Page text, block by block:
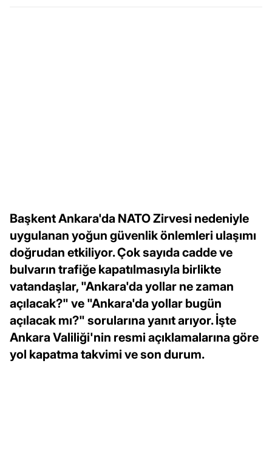
Başkent Ankara'da NATO Zirvesi nedeniyle
uygulanan yoğun güvenlik önlemleri ulaşımı
doğrudan etkiliyor. Çok sayıda cadde ve
bulvarın trafiğe kapatılmasıyla birlikte
vatandaşlar, "Ankara'da yollar ne zaman
açılacak?" ve "Ankara'da yollar bugün
açılacak mı?" sorularına yanıt arıyor. İşte
Ankara Valiliği'nin resmi açıklamalarına göre
yol kapatma takvimi ve son durum.